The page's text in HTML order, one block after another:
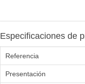
Especificaciones de
Referencia
Presentación